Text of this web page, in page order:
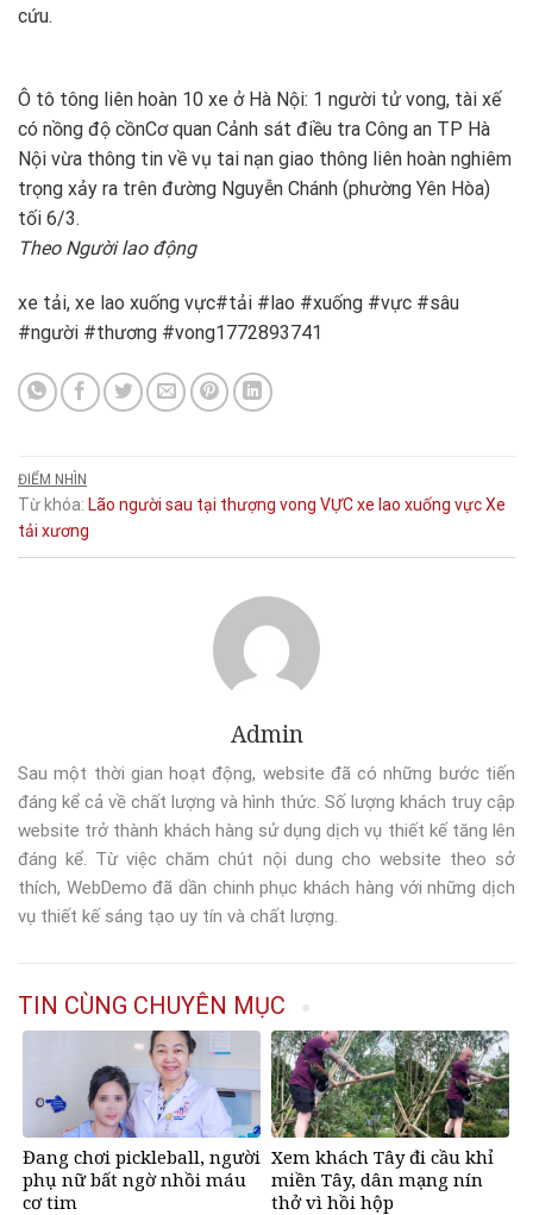
cứu.
Ô tô tông liên hoàn 10 xe ở Hà Nội: 1 người tử vong, tài xế
có nồng độ cồnCơ quan Cảnh sát điều tra Công an TP Hà
Nội vừa thông tin về vụ tai nạn giao thông liên hoàn nghiêm
trọng xảy ra trên đường Nguyễn Chánh (phường Yên Hòa)
tối 6/3.
Theo Người lao động
xe tải, xe lao xuống vực#tải #lao #xuống #vực #sâu
#người #thương #vong1772893741
ĐIỂM NHÌN
Từ khóa: Lão người sau tại thượng vong VỰCxe lao xuống vựcXe
tải xương
Admin
Sau một thời gian hoạt động, website đã có những bước tiến
đáng kể cả về chất lượng và hình thức. Số lượng khách truy cập
website trở thành khách hàng sử dụng dịch vụ thiết kế tăng lên
đáng kể. Từ việc chăm chút nội dung cho website theo sở
thích, WebDemo đã dần chinh phục khách hàng với những dịch
vụ thiết kế sáng tạo uy tín và chất lượng.
TIN CÙNG CHUYÊN MỤC
Đang chơi pickleball, người
phụ nữ bất ngờ nhồi máu
cơ tim
Xem khách Tây đi cầu khỉ
miền Tây, dân mạng nín
thở vì hồi hộp